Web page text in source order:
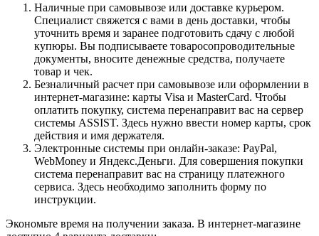
Наличные при самовывозе или доставке курьером.
Специалист свяжется с вами в день доставки, чтобы
уточнить время и заранее подготовить сдачу с любой
купюры. Вы подписываете товаросопроводительные
документы, вносите денежные средства, получаете
товар и чек.
Безналичный расчет при самовывозе или оформлении в
интернет-магазине: карты Visa и MasterCard. Чтобы
оплатить покупку, система перенаправит вас на сервер
системы ASSIST. Здесь нужно ввести номер карты, срок
действия и имя держателя.
Электронные системы при онлайн-заказе: PayPal,
WebMoney и Яндекс.Деньги. Для совершения покупки
система перенаправит вас на страницу платежного
сервиса. Здесь необходимо заполнить форму по
инструкции.
Экономьте время на получении заказа. В интернет-магазине